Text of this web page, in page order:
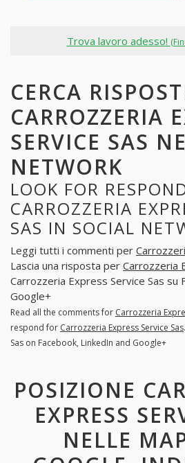
Trova lavoro adesso!
CERCA
CARROZZERIA
SERVICE SAS
NETWORK
LOOK FOR
CARROZZERIA
SAS IN SOCIAL
Leggi tutti i commenti per
Lascia una risposta per Carrozzeria
Carrozzeria Express Service Sas su
Google+
Read all the comments for Carrozzeria
respond for Carrozzeria Express Service Sas
Sas on Facebook, LinkedIn and Google+
POSIZIONE
EXPRESS
NELLE